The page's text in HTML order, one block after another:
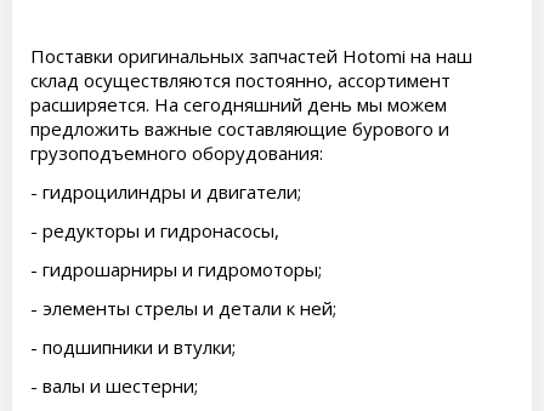
Поставки оригинальных запчастей Hotomi на наш
склад осуществляются постоянно, ассортимент
расширяется. На сегодняшний день мы можем
предложить важные составляющие бурового и
грузоподъемного оборудования:
- гидроцилиндры и двигатели;
- редукторы и гидронасосы,
- гидрошарниры и гидромоторы;
- элементы стрелы и детали к ней;
- подшипники и втулки;
- валы и шестерни;